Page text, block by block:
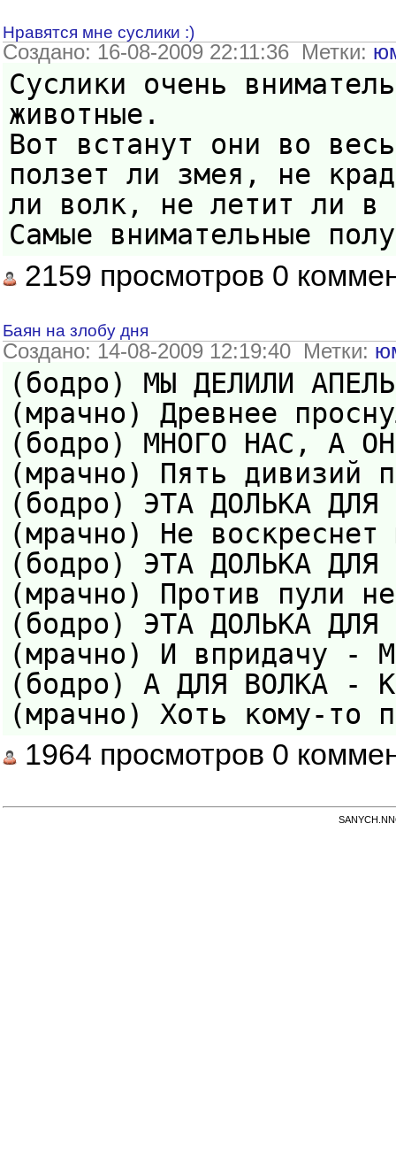
Нравятся мне суслики :)
Создано: 16-08-2009 22:11:36 Метки:
Суслики очень
животные.
Вот встанут они во
ползет ли змея, не
ли волк, не летит ли в
Самые внимательные
2159 просмотров 0
Баян на злобу дня
Создано: 14-08-2009 12:19:40 Метки:
(бодро) МЫ ДЕЛИЛИ
(мрачно) Древнее
(бодро) МНОГО НАС, А
(мрачно) Пять дивизий
(бодро) ЭТА ДОЛЬКА ДЛЯ
(мрачно) Не
(бодро) ЭТА ДОЛЬКА ДЛЯ
(мрачно) Против пули
(бодро) ЭТА ДОЛЬКА ДЛЯ
(мрачно) И впридачу -
(бодро) А ДЛЯ ВОЛКА -
(мрачно) Хоть кому-то
1964 просмотров 0